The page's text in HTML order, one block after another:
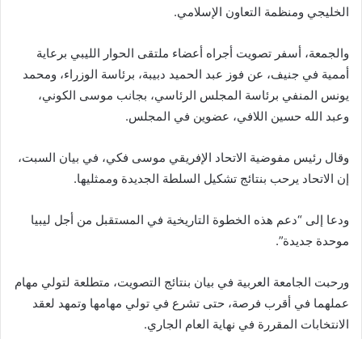
الخليجي ومنظمة التعاون الإسلامي.
والجمعة، أسفر تصويت أجراه أعضاء ملتقى الحوار الليبي برعاية
أممية في جنيف، عن فوز عبد الحميد دبيبة، برئاسة الوزراء، ومحمد
يونس المنفي برئاسة المجلس الرئاسي، بجانب موسى الكوني،
وعبد الله حسين اللافي، عضوين في المجلس.
وقال رئيس مفوضية الاتحاد الإفريقي موسى فكي، في بيان السبت،
إن الاتحاد يرحب بنتائج تشكيل السلطة الجديدة وممثليها.
ودعا إلى “دعم هذه الخطوة التاريخية في المستقبل من أجل ليبيا
موحدة جديدة”.
ورحبت الجامعة العربية في بيان بنتائج التصويت، متطلعة لتولي مهام
عملهما في أقرب فرصة، حتى تشرع في تولي مهامها وتمهد لعقد
الانتخابات المقررة في نهاية العام الجاري.